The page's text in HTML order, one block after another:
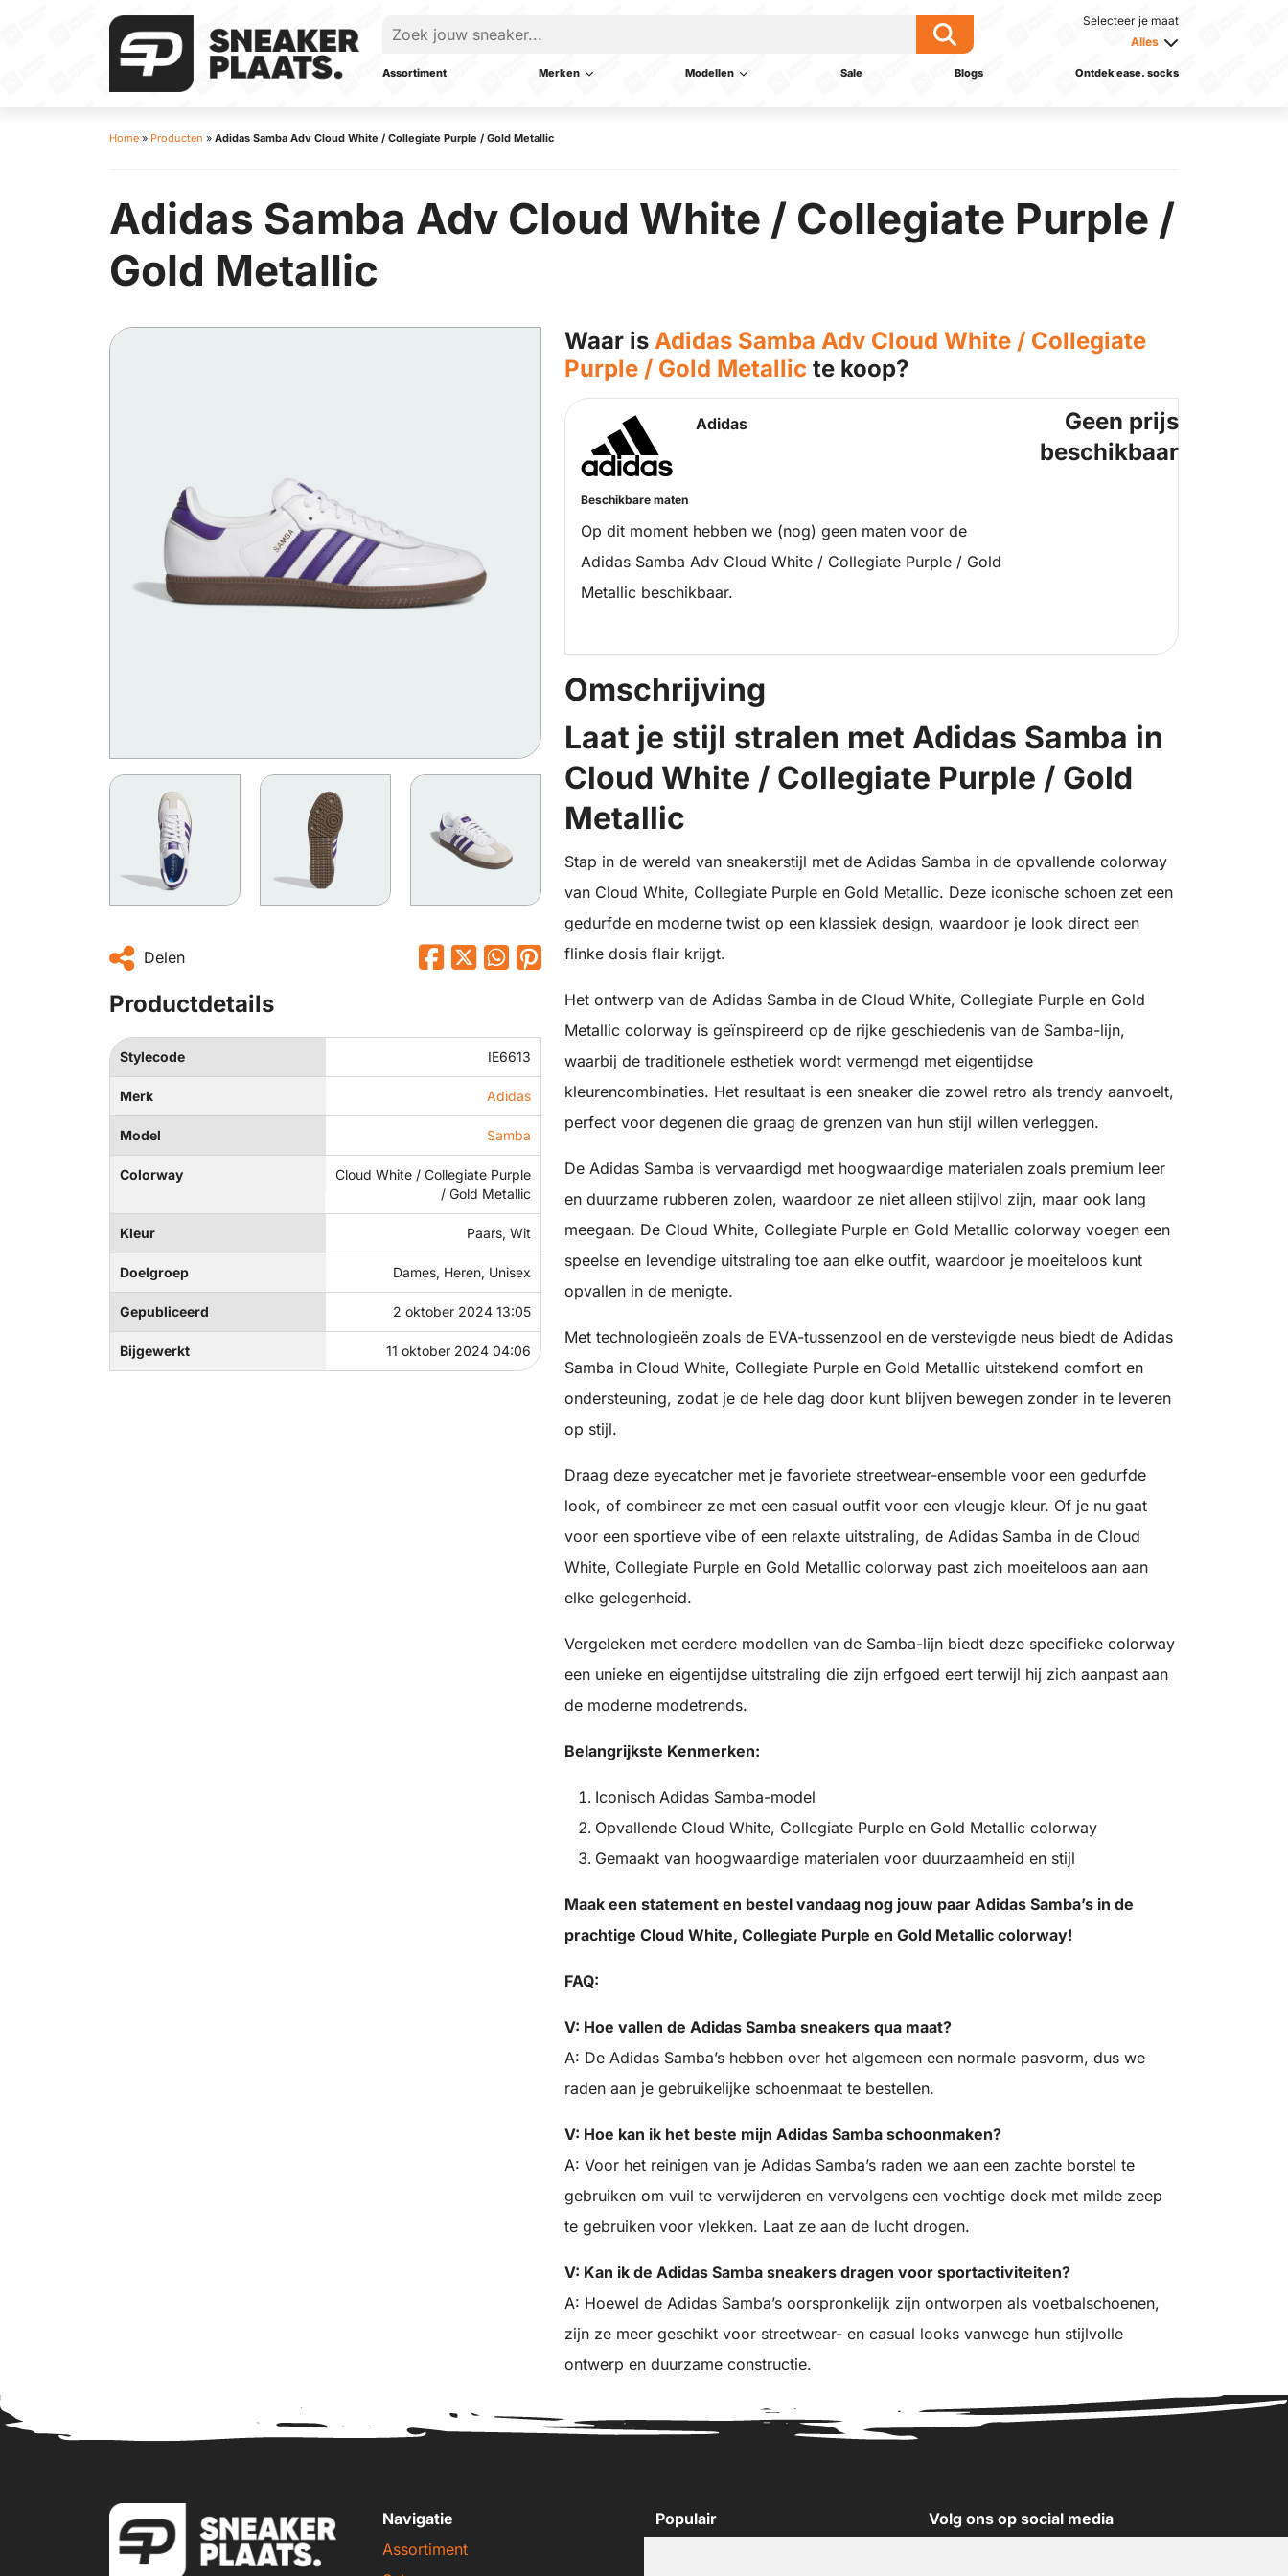
Selecteer je maat
Alles
Assortiment Merken Modellen Sale Blogs Ontdek ease. socks
Home » Producten » Adidas Samba Adv Cloud White / Collegiate Purple / Gold Metallic
Adidas Samba Adv Cloud White / Collegiate Purple /
Gold Metallic
Delen
Productdetails
Stylecode IE6613
Merk Adidas
Model Samba
Colorway
Cloud White / Collegiate Purple
/ Gold Metallic
Kleur Paars, Wit
Doelgroep Dames, Heren, Unisex
Gepubliceerd 2 oktober 2024 13:05
Bijgewerkt 11 oktober 2024 04:06
Waar is Adidas Samba Adv Cloud White / Collegiate
Purple / Gold Metallic te koop?
Adidas
Beschikbare maten
Op dit moment hebben we (nog) geen maten voor de
Adidas Samba Adv Cloud White / Collegiate Purple / Gold
Metallic beschikbaar.
Geen prijs
beschikbaar
Omschrijving
Laat je stijl stralen met Adidas Samba in
Cloud White / Collegiate Purple / Gold
Metallic
Stap in de wereld van sneakerstijl met de Adidas Samba in de opvallende colorway
van Cloud White, Collegiate Purple en Gold Metallic. Deze iconische schoen zet een
gedurfde en moderne twist op een klassiek design, waardoor je look direct een
flinke dosis flair krijgt.
Het ontwerp van de Adidas Samba in de Cloud White, Collegiate Purple en Gold
Metallic colorway is geïnspireerd op de rijke geschiedenis van de Samba-lijn,
waarbij de traditionele esthetiek wordt vermengd met eigentijdse
kleurencombinaties. Het resultaat is een sneaker die zowel retro als trendy aanvoelt,
perfect voor degenen die graag de grenzen van hun stijl willen verleggen.
De Adidas Samba is vervaardigd met hoogwaardige materialen zoals premium leer
en duurzame rubberen zolen, waardoor ze niet alleen stijlvol zijn, maar ook lang
meegaan. De Cloud White, Collegiate Purple en Gold Metallic colorway voegen een
speelse en levendige uitstraling toe aan elke outfit, waardoor je moeiteloos kunt
opvallen in de menigte.
Met technologieën zoals de EVA-tussenzool en de verstevigde neus biedt de Adidas
Samba in Cloud White, Collegiate Purple en Gold Metallic uitstekend comfort en
ondersteuning, zodat je de hele dag door kunt blijven bewegen zonder in te leveren
op stijl.
Draag deze eyecatcher met je favoriete streetwear-ensemble voor een gedurfde
look, of combineer ze met een casual outfit voor een vleugje kleur. Of je nu gaat
voor een sportieve vibe of een relaxte uitstraling, de Adidas Samba in de Cloud
White, Collegiate Purple en Gold Metallic colorway past zich moeiteloos aan aan
elke gelegenheid.
Vergeleken met eerdere modellen van de Samba-lijn biedt deze specifieke colorway
een unieke en eigentijdse uitstraling die zijn erfgoed eert terwijl hij zich aanpast aan
de moderne modetrends.
Belangrijkste Kenmerken:
Iconisch Adidas Samba-model
Opvallende Cloud White, Collegiate Purple en Gold Metallic colorway
Gemaakt van hoogwaardige materialen voor duurzaamheid en stijl
Maak een statement en bestel vandaag nog jouw paar Adidas Samba’s in de
prachtige Cloud White, Collegiate Purple en Gold Metallic colorway!
FAQ:
V: Hoe vallen de Adidas Samba sneakers qua maat?
A: De Adidas Samba’s hebben over het algemeen een normale pasvorm, dus we
raden aan je gebruikelijke schoenmaat te bestellen.
V: Hoe kan ik het beste mijn Adidas Samba schoonmaken?
A: Voor het reinigen van je Adidas Samba’s raden we aan een zachte borstel te
gebruiken om vuil te verwijderen en vervolgens een vochtige doek met milde zeep
te gebruiken voor vlekken. Laat ze aan de lucht drogen.
V: Kan ik de Adidas Samba sneakers dragen voor sportactiviteiten?
A: Hoewel de Adidas Samba’s oorspronkelijk zijn ontworpen als voetbalschoenen,
zijn ze meer geschikt voor streetwear- en casual looks vanwege hun stijlvolle
ontwerp en duurzame constructie.
Navigatie
Assortiment
Populair
Volg ons op social media